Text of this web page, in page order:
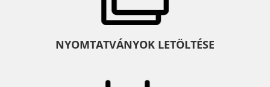
NYOMTATVÁNYOK LETÖLTÉSE